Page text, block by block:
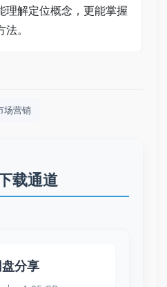
理解定位概念，更能掌握
。
场营销
载通道
分享